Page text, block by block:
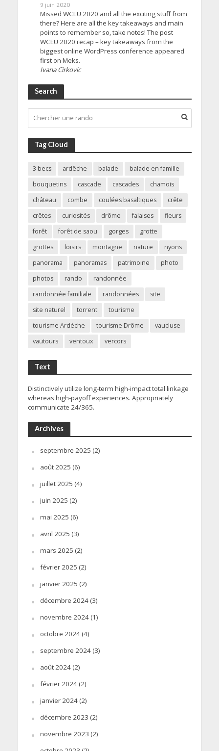
9 juin 2020
Missed WCEU 2020 and all the exciting stuff from
there? Here are all the key takeaways and main
points to remember so, take notes! The post
WCEU 2020 recap – key takeaways from the
biggest online WordPress conference appeared
first on Meks.
Ivana Cirkovic
Search
Tag Cloud
3 becs ardêche balade
balade en famille
bouquetins
cascade cascades
chamois
château
combe coulées basaltiques
crête
crêtes
curiosités drôme falaises
fleurs
forêt
forêt de saou gorges
grotte
grottes
loisirs montagne nature
nyons
panorama
panoramas patrimoine
photo
photos
rando
randonnée
randonnée familiale
randonnées
site
site naturel
torrent
tourisme
tourisme Ardèche
tourisme Drôme
vaucluse
vautours
ventoux vercors
Text
Distinctively utilize long-term high-impact total linkage
whereas high-payoff experiences. Appropriately
communicate 24/365.
Archives
septembre 2025 (2)
août 2025 (6)
juillet 2025 (4)
juin 2025 (2)
mai 2025 (6)
avril 2025 (3)
mars 2025 (2)
février 2025 (2)
janvier 2025 (2)
décembre 2024(3)
novembre 2024(1)
octobre 2024(4)
septembre 2024(3)
août 2024(2)
février 2024(2)
janvier 2024(2)
décembre 2023 (2)
novembre 2023 (2)